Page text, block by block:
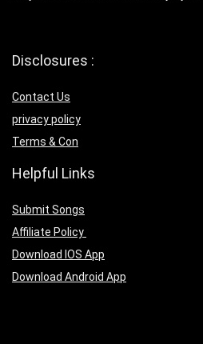
Disclosures :
Contact Us
privacy policy
Terms & Con
Helpful Links
Submit Songs
Affiliate Policy
Download IOS App
Download Android App